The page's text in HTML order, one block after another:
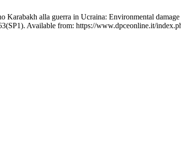
alla guerra in Ucraina: Environmental
Available from: https://www.dpceonline.it/